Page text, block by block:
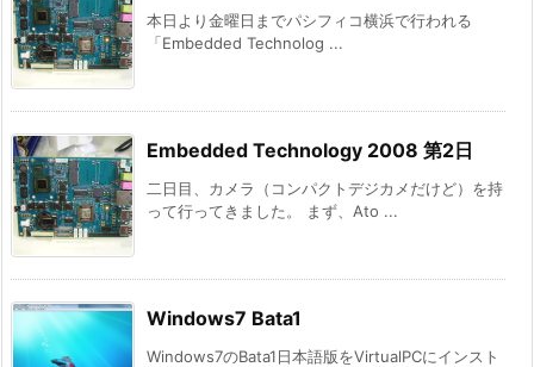
本日より金曜日までパシフィコ横浜で行われる
「Embedded Technolog ...
Embedded Technology 2008 第2日
二日目、カメラ（コンパクトデジカメだけど）を持
って行ってきました。 まず、Ato ...
Windows7 Bata1
Windows7のBata1日本語版をVirtualPCにインスト